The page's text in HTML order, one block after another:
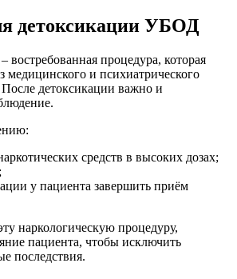
детоксикации УБОД
процедура, которая
медицинского и психиатрического
детоксикации важно и
средств в высоких дозах;
у пациента завершить приём
наркологическую процедуру,
пациента, чтобы исключить
последствия.